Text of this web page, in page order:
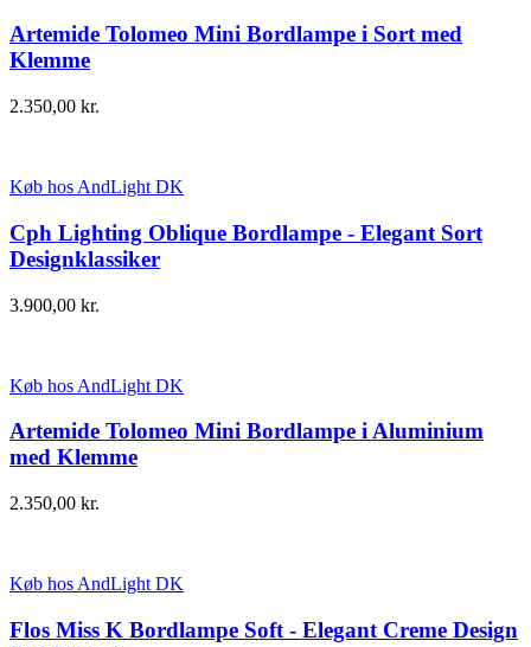
Artemide Tolomeo Mini Bordlampe i Sort med
Klemme
2.350,00 kr.
Køb hos AndLight DK
Cph Lighting Oblique Bordlampe - Elegant Sort
Designklassiker
3.900,00 kr.
Køb hos AndLight DK
Artemide Tolomeo Mini Bordlampe i Aluminium
med Klemme
2.350,00 kr.
Køb hos AndLight DK
Flos Miss K Bordlampe Soft - Elegant Creme Design